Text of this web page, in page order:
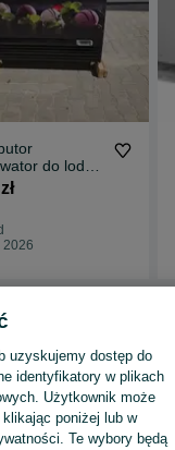
do lodów
2026
- Dąbie
uzyskujemy dostęp do
identyfikatory w plikach
Użytkownik może
poniżej lub w
Te wybory będą